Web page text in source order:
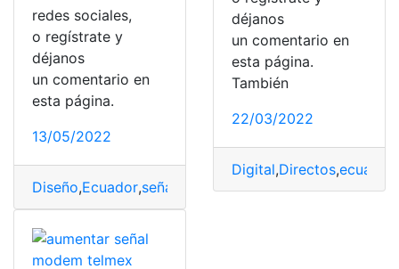
redes sociales,
o regístrate y
déjanos
un comentario en
esta página.
13/05/2022
Diseño,Ecuador,señal Teleamazonas,ver,vivo
déjanos
un comentario en
esta página.
También
22/03/2022
Digital,Directos,ecuavisa